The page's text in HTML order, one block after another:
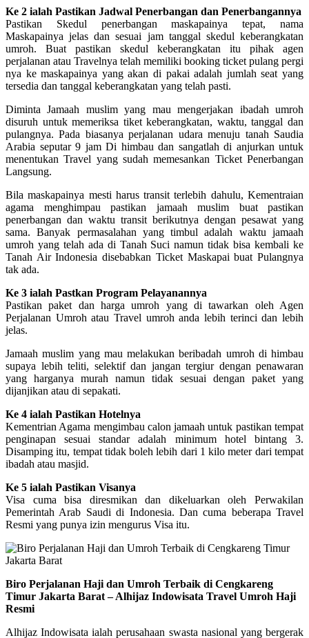
Ke 2 ialah Pastikan Jadwal Penerbangan dan Penerbangannya
Pastikan Skedul penerbangan maskapainya tepat, nama
Maskapainya jelas dan sesuai jam tanggal skedul keberangkatan
umroh. Buat pastikan skedul keberangkatan itu pihak agen
perjalanan atau Travelnya telah memiliki booking ticket pulang pergi
nya ke maskapainya yang akan di pakai adalah jumlah seat yang
tersedia dan tanggal keberangkatan yang telah pasti.
Diminta Jamaah muslim yang mau mengerjakan ibadah umroh
disuruh untuk memeriksa tiket keberangkatan, waktu, tanggal dan
pulangnya. Pada biasanya perjalanan udara menuju tanah Saudia
Arabia seputar 9 jam Di himbau dan sangatlah di anjurkan untuk
menentukan Travel yang sudah memesankan Ticket Penerbangan
Langsung.
Bila maskapainya mesti harus transit terlebih dahulu, Kementraian
agama menghimpau pastikan jamaah muslim buat pastikan
penerbangan dan waktu transit berikutnya dengan pesawat yang
sama. Banyak permasalahan yang timbul adalah waktu jamaah
umroh yang telah ada di Tanah Suci namun tidak bisa kembali ke
Tanah Air Indonesia disebabkan Ticket Maskapai buat Pulangnya
tak ada.
Ke 3 ialah Pastkan Program Pelayanannya
Pastikan paket dan harga umroh yang di tawarkan oleh Agen
Perjalanan Umroh atau Travel umroh anda lebih terinci dan lebih
jelas.
Jamaah muslim yang mau melakukan beribadah umroh di himbau
supaya lebih teliti, selektif dan jangan tergiur dengan penawaran
yang harganya murah namun tidak sesuai dengan paket yang
dijanjikan atau di sepakati.
Ke 4 ialah Pastikan Hotelnya
Kementrian Agama mengimbau calon jamaah untuk pastikan tempat
penginapan sesuai standar adalah minimum hotel bintang 3.
Disamping itu, tempat tidak boleh lebih dari 1 kilo meter dari tempat
ibadah atau masjid.
Ke 5 ialah Pastikan Visanya
Visa cuma bisa diresmikan dan dikeluarkan oleh Perwakilan
Pemerintah Arab Saudi di Indonesia. Dan cuma beberapa Travel
Resmi yang punya izin mengurus Visa itu.
Biro Perjalanan Haji dan Umroh Terbaik di Cengkareng
Timur Jakarta Barat – Alhijaz Indowisata Travel Umroh Haji
Resmi
Alhijaz Indowisata ialah perusahaan swasta nasional yang bergerak